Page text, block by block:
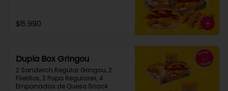
$15.990
Dupla Box Gringou
2 Sandwich Regular Gringou, 2
Filetillos, 2 Papa Regulares, 4
Empanadas de Queso Snack